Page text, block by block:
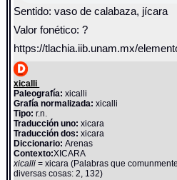
Sentido: vaso de calabaza, jícara
Valor fonético: ?
https://tlachia.iib.unam.mx/
xicalli
Paleografía: xicalli
Grafía normalizada: xicalli
Tipo: r.n.
Traducción uno: xicara
Traducción dos: xicara
Diccionario:Arenas
Contexto:XICARA
xicalli= xicara (Palabras que
diversas cosas: 2, 132)